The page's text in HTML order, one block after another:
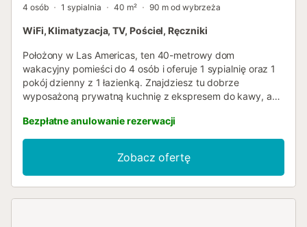
4 osób 1 sypialnia 40 m² 90 m od wybrzeża
WiFi, Klimatyzacja, TV, Pościel, Ręczniki
Położony w Las Americas, ten 40-metrowy dom
wakacyjny pomieści do 4 osób i oferuje 1 sypialnię oraz 1
pokój dzienny z 1 łazienką. Znajdziesz tu dobrze
wyposażoną prywatną kuchnię z ekspresem do kawy, a
wideokonferencji, Smart TV, klimatyzację w salonie oraz
wydzielone miejsce do pracy. Dla Twojej wygody
dostępny jest samodzielne zameldowanie. Obiekt znajduje
się w pobliżu plaży i transportu publicznego, co ułatwia
zwiedzanie okolicy. Parking dostępny jest na ulicy.
Bezpłatne anulowanie rezerwacji
Zobacz ofertę